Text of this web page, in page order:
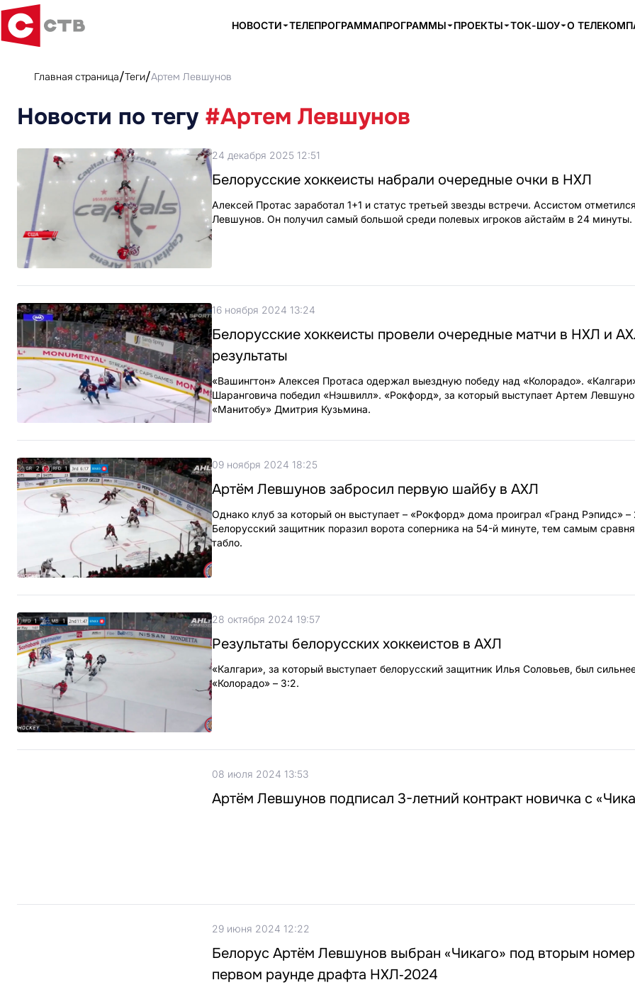
НОВОСТИ ТЕЛЕПРОГРАММАПРОГРАММЫ ПРОЕКТЫ ТОК-ШОУ О
Главная страница Теги Артем Левшунов
Новости по тегу #Артем Левшунов
24 декабря 2025 12:51
Белорусские хоккеисты набрали очередные очки в НХЛ
Алексей Протас заработал 1+1 и статус третьей звезды встречи. Ассистом
Левшунов. Он получил самый большой среди полевых игроков айстайм в 24 минуты.
16 ноября 2024 13:24
Белорусские хоккеисты провели очередные матчи в НХЛ и
результаты
«Вашингтон» Алексея Протаса одержал выездную победу над «Колорадо».
Шаранговича победил «Нэшвилл». «Рокфорд», за который выступает Артем
«Манитобу» Дмитрия Кузьмина.
09 ноября 2024 18:25
Артём Левшунов забросил первую шайбу в АХЛ
Однако клуб за который он выступает – «Рокфорд» дома проиграл «Гранд Рэпидс» –
Белорусский защитник поразил ворота соперника на 54-й минуте, тем самым
табло.
28 октября 2024 19:57
Результаты белорусских хоккеистов в АХЛ
«Калгари», за который выступает белорусский защитник Илья Соловьев, был
«Колорадо» – 3:2.
08 июля 2024 13:53
Артём Левшунов подписал 3-летний контракт новичка с
29 июня 2024 12:22
Белоруc Артём Левшунов выбран «Чикаго» под вторым
первом раунде драфта НХЛ‑2024